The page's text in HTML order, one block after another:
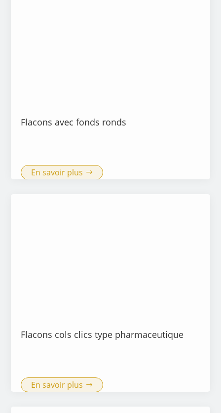
Flacons avec fonds ronds
En savoir plus
Flacons cols clics type pharmaceutique
En savoir plus